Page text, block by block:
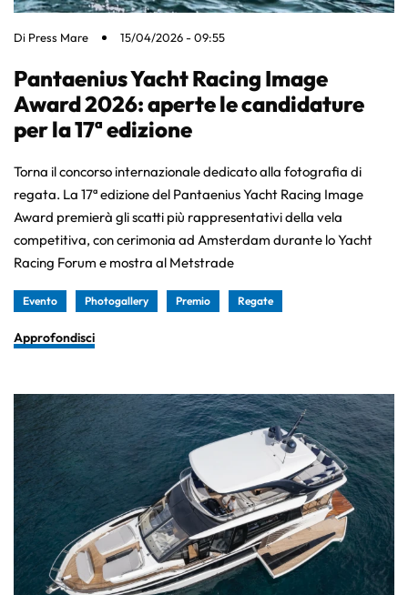
Di Press Mare 15/04/2026 - 09:55
Pantaenius Yacht Racing Image
Award 2026: aperte le candidature
per la 17ª edizione
Torna il concorso internazionale dedicato alla fotografia di
regata. La 17ª edizione del Pantaenius Yacht Racing Image
Award premierà gli scatti più rappresentativi della vela
competitiva, con cerimonia ad Amsterdam durante lo Yacht
Racing Forum e mostra al Metstrade
Evento Photogallery Premio Regate
Approfondisci